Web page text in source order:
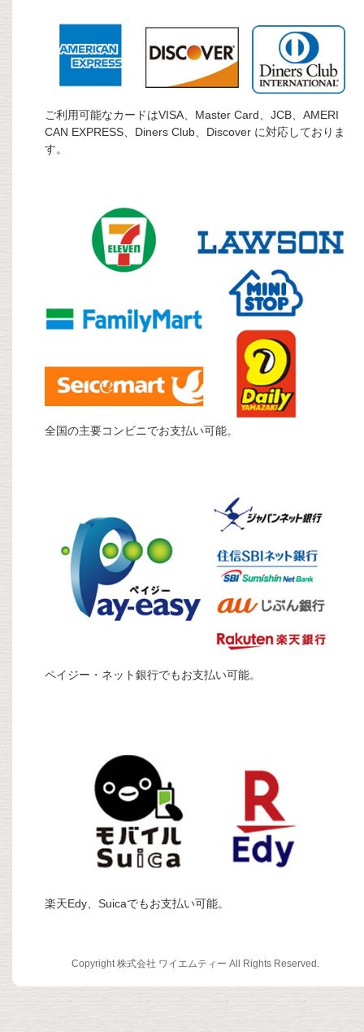
ご利用可能なカードはVISA、Master Card、JCB、AMERI
CAN EXPRESS、Diners Club、Discover に対応しておりま
す。
全国の主要コンビニでお支払い可能。
ペイジー・ネット銀行でもお支払い可能。
楽天Edy、Suicaでもお支払い可能。
Copyright 株式会社 ワイエムティー All Rights Reserved.